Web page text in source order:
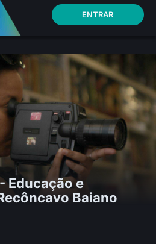
ENTRAR
Educação e
Baiano